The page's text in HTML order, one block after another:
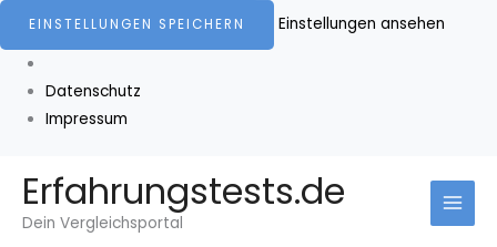
EINSTELLUNGEN SPEICHERN Einstellungen ansehen
Datenschutz
Impressum
Inhalt
springen
Erfahrungstests.de
Dein Vergleichsportal